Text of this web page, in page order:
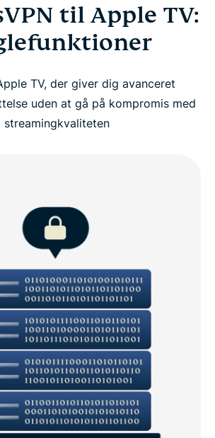
til Apple TV:
TV, der giver dig avanceret
uden at gå på kompromis med
streamingkvaliteten